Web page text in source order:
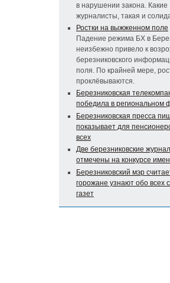
в нарушении закона. Какие
журналисты, такая и
Ростки на выжженном поле
Падение режима БХ в
неизбежно привело к
березниковского
поля. По крайней мере,
проклёвываются.
Березниковская
победила в региональном
Березниковская пресса
показывает для
всех
Две березниковские
отмечены на конкурсе
Березниковский мэр
горожане узнают обо всех
газет